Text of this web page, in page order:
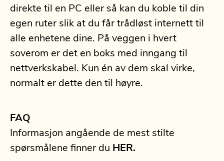
direkte til en PC eller så kan du koble til din
egen ruter slik at du får trådløst internett til
alle enhetene dine. På veggen i hvert
soverom er det en boks med inngang til
nettverkskabel. Kun én av dem skal virke,
normalt er dette den til høyre.
FAQ
Informasjon angående de mest stilte
spørsmålene finner du HER.